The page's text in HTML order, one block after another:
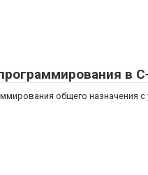
в
общего назначения